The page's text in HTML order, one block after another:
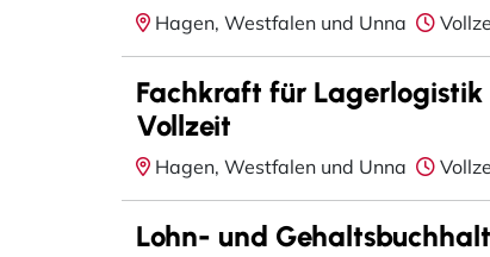
Hagen, Westfalen und Unna
Fachkraft für
Vollzeit
Hagen, Westfalen und Unna
Lohn- und